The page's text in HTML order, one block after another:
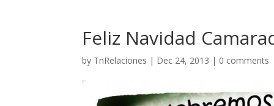
Feliz Navidad
by TnRelaciones | Dec 24, 2013 | 0 comments